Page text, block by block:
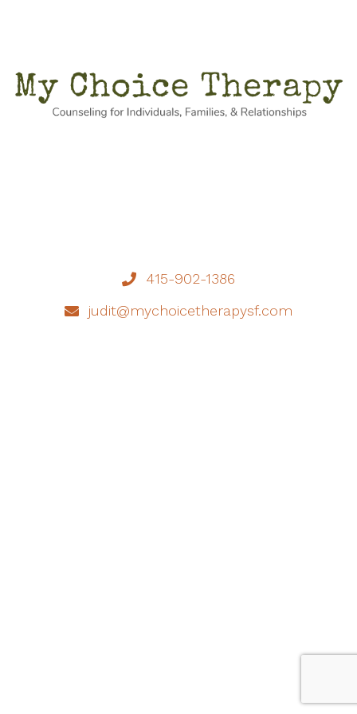
415-902-1386
judit@mychoicetherapysf.com